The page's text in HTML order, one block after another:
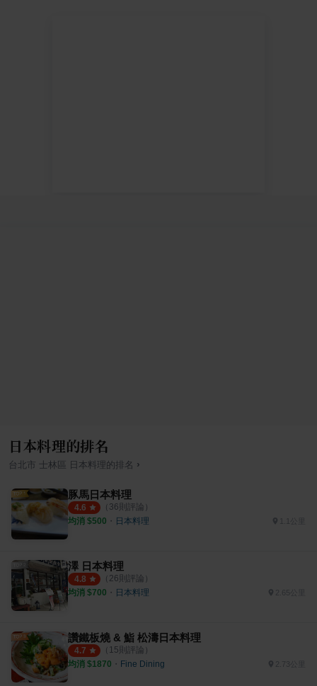
日本料理的排名
台北市 士林區 日本料理 的排名 ›
豚馬日本料理
4.6 （ 36則評論）
均消 $500 ・ 日本料理
澤 日本料理
4.8 （ 26則評論）
均消 $700 ・ 日本料理 2.65公里
讚鐵板燒 & 鮨 松濤日本料理
4.7 （ 15則評論）
均消 $1870 ・ Fine Dining